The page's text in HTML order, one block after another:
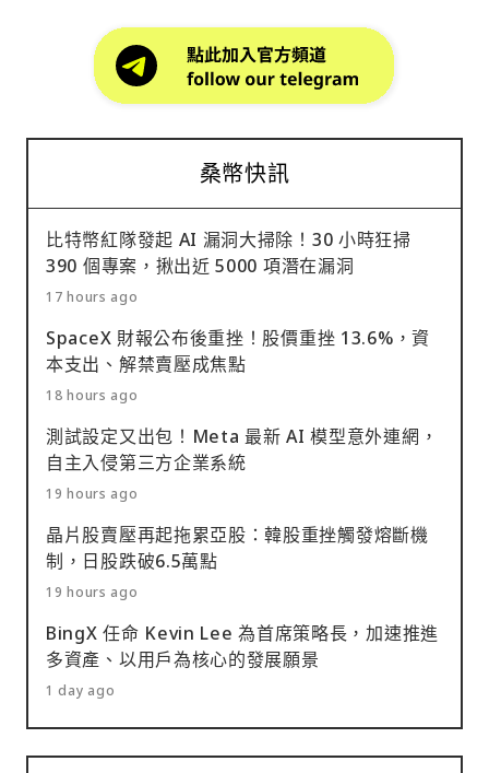
桑幣快訊
比特幣紅隊發起 AI 漏洞大掃除！30 小時狂掃
390 個專案，揪出近 5000 項潛在漏洞
17 hours ago
SpaceX 財報公布後重挫！股價重挫 13.6%，資
本支出、解禁賣壓成焦點
18 hours ago
測試設定又出包！Meta 最新 AI 模型意外連網，
自主入侵第三方企業系統
19 hours ago
晶片股賣壓再起拖累亞股：韓股重挫觸發熔斷機
制，日股跌破6.5萬點
19 hours ago
BingX 任命 Kevin Lee 為首席策略長，加速推進
多資產、以用戶為核心的發展願景
1 day ago